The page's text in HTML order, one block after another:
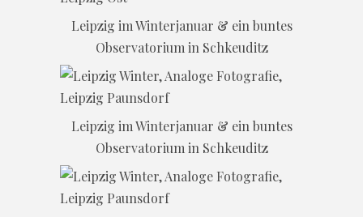
Leipzig im Winterjanuar & ein buntes
Observatorium in Schkeuditz
Leipzig im Winterjanuar & ein buntes
Observatorium in Schkeuditz